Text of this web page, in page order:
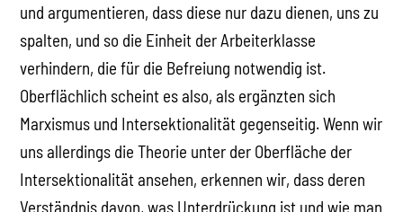
und argumentieren, dass diese nur dazu dienen, uns zu
spalten, und so die Einheit der Arbeiterklasse
verhindern, die für die Befreiung notwendig ist.
Oberflächlich scheint es also, als ergänzten sich
Marxismus und Intersektionalität gegenseitig. Wenn wir
uns allerdings die Theorie unter der Oberfläche der
Intersektionalität ansehen, erkennen wir, dass deren
Verständnis davon, was Unterdrückung ist und wie man